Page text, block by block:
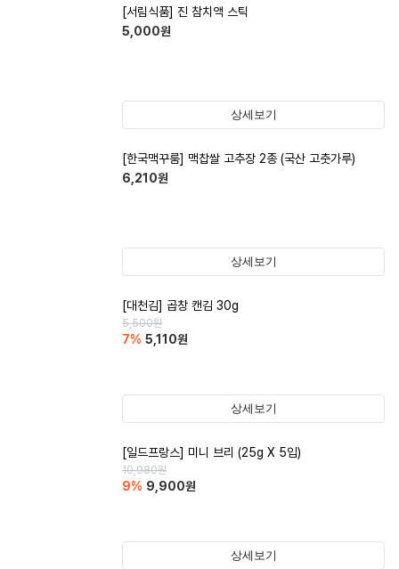
[서림식품] 진 참치액 스틱
5,000원
상세보기
[한국맥꾸룸] 맥찹쌀 고추장 2종 (국산 고춧가루)
6,210원
상세보기
[대천김] 곱창 캔김 30g
5,500원
7% 5,110원
상세보기
[일드프랑스] 미니 브리 (25g X 5입)
10,980원
9% 9,900원
상세보기